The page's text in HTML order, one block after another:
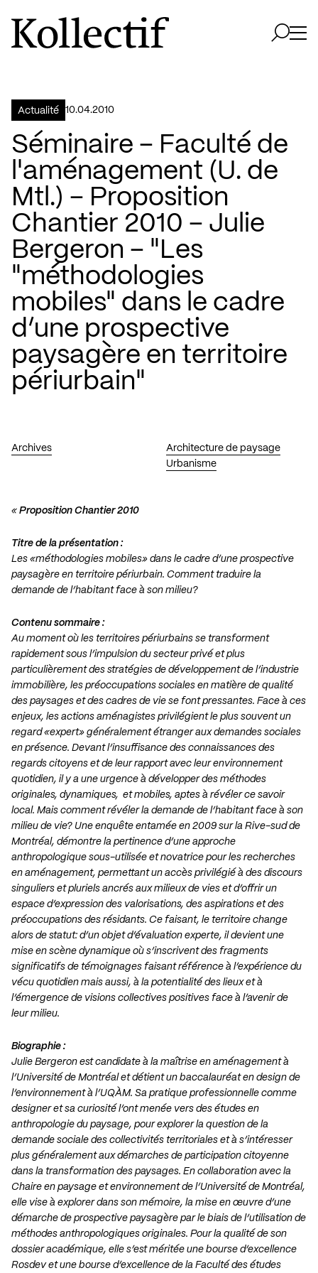
Aller à la page d'accueil
Logo Kollectif
Actualité 10.04.2010
Séminaire – Faculté de
l'aménagement (U. de
Mtl.) – Proposition
Chantier 2010 – Julie
Bergeron – "Les
"méthodologies
mobiles" dans le cadre
d’une prospective
paysagère en territoire
périurbain"
Archives
Architecture de paysage
Urbanisme
« Proposition Chantier 2010
Titre de la présentation :
Les «méthodologies mobiles» dans le cadre d’une prospective
paysagère en territoire périurbain. Comment traduire la
demande de l’habitant face à son milieu?
Contenu sommaire :
Au moment où les territoires périurbains se transforment
rapidement sous l’impulsion du secteur privé et plus
particulièrement des stratégies de développement de l’industrie
immobilière, les préoccupations sociales en matière de qualité
des paysages et des cadres de vie se font pressantes. Face à ces
enjeux, les actions aménagistes privilégient le plus souvent un
regard «expert» généralement étranger aux demandes sociales
en présence. Devant l’insuffisance des connaissances des
regards citoyens et de leur rapport avec leur environnement
quotidien, il y a une urgence à développer des méthodes
originales, dynamiques, et mobiles, aptes à révéler ce savoir
local. Mais comment révéler la demande de l’habitant face à son
milieu de vie? Une enquête entamée en 2009 sur la Rive-sud de
Montréal, démontre la pertinence d’une approche
anthropologique sous-utilisée et novatrice pour les recherches
en aménagement, permettant un accès privilégié à des discours
singuliers et pluriels ancrés aux milieux de vies et d’offrir un
espace d’expression des valorisations, des aspirations et des
préoccupations des résidants. Ce faisant, le territoire change
alors de statut: d’un objet d’évaluation experte, il devient une
mise en scène dynamique où s’inscrivent des fragments
significatifs de témoignages faisant référence à l’expérience du
vécu quotidien mais aussi, à la potentialité des lieux et à
l’émergence de visions collectives positives face à l’avenir de
leur milieu.
Biographie :
Julie Bergeron est candidate à la maîtrise en aménagement à
l’Université de Montréal et détient un baccalauréat en design de
l’environnement à l’UQÀM. Sa pratique professionnelle comme
designer et sa curiosité l’ont menée vers des études en
anthropologie du paysage, pour explorer la question de la
demande sociale des collectivités territoriales et à s’intéresser
plus généralement aux démarches de participation citoyenne
dans la transformation des paysages. En collaboration avec la
Chaire en paysage et environnement de l’Université de Montréal,
elle vise à explorer dans son mémoire, la mise en œuvre d’une
démarche de prospective paysagère par le biais de l’utilisation de
méthodes anthropologiques originales. Pour la qualité de son
dossier académique, elle s’est méritée une bourse d’excellence
Rosdev et une bourse d’excellence de la Faculté des études